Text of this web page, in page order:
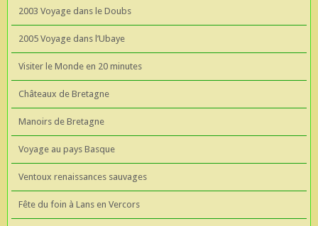
2003 Voyage dans le Doubs
2005 Voyage dans l’Ubaye
Visiter le Monde en 20 minutes
Châteaux de Bretagne
Manoirs de Bretagne
Voyage au pays Basque
Ventoux renaissances sauvages
Fête du foin à Lans en Vercors